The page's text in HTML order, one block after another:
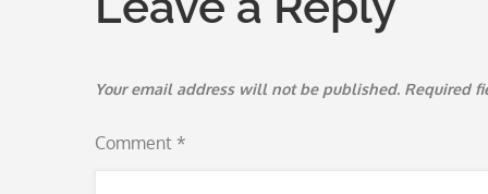
Your email address will not be published. Required
Comment *